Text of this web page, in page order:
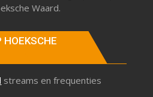
Waard.
HOEKSCHE
streams en frequenties